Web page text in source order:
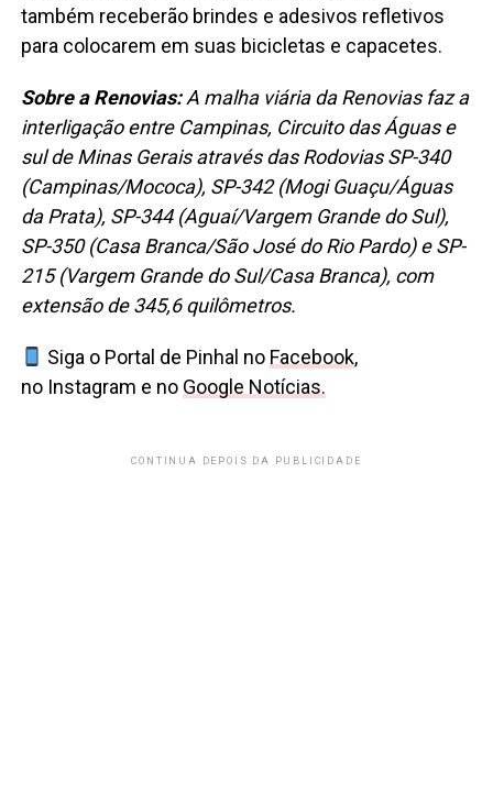
também receberão brindes e adesivos refletivos
para colocarem em suas bicicletas e capacetes.
Sobre a Renovias:A malha viária da Renovias faz a
interligação entre Campinas, Circuito das Águas e
sul de Minas Gerais através das Rodovias SP-340
(Campinas/Mococa), SP-342 (Mogi Guaçu/Águas
da Prata), SP-344 (Aguaí/Vargem Grande do Sul),
SP-350 (Casa Branca/São José do Rio Pardo) e SP-
215 (Vargem Grande do Sul/Casa Branca), com
extensão de 345,6 quilômetros.
Siga o Portal de Pinhal no Facebook,
no Instagram e no Google Notícias.
CONTINUA DEPOIS DA PUBLICIDADE